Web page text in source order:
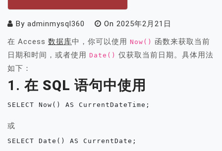
By adminmysql360 On 2025年2月21日
在 Access 数据库中，你可以使用 Now()
函数来获取当前
日期和时间，或者使用 Date() 仅获取当前日期。具体用法
如下：
1. 在 SQL 语句中使用
或